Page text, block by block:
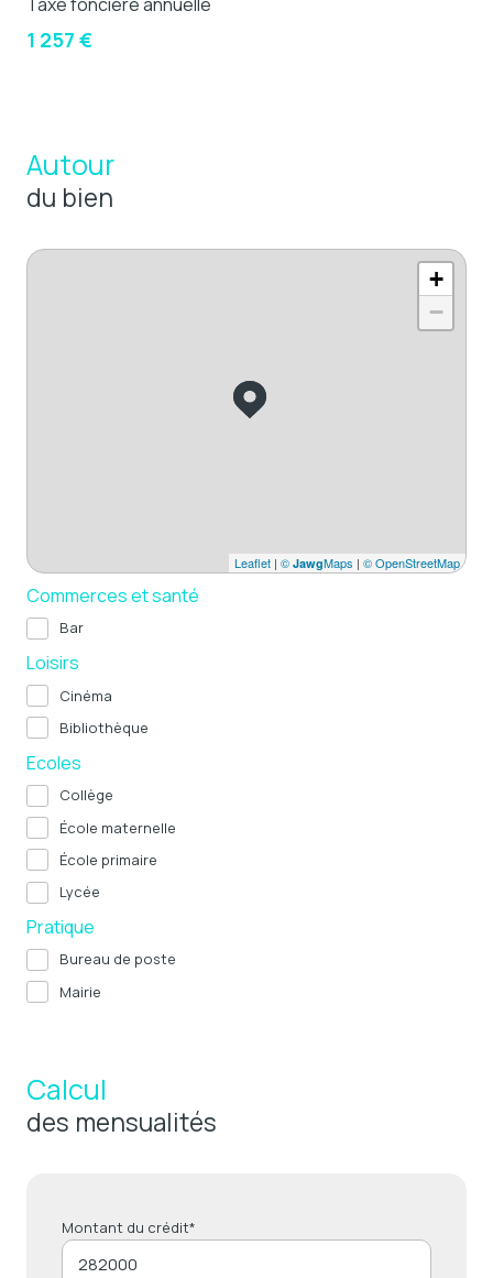
1 257 €
Autour
du bien
+
−
Leaflet | © JawgMaps | © OpenStreetMap
Commerces et santé
Bar
Loisirs
Cinéma
Bibliothèque
Ecoles
Collège
École maternelle
École primaire
Lycée
Pratique
Bureau de poste
Mairie
Calcul
des mensualités
Montant du crédit*